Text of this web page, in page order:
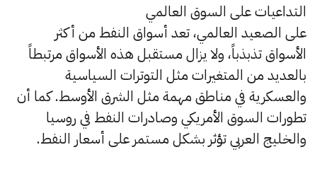
التداعيات على السوق العالمي
على الصعيد العالمي، تعد أسواق النفط من أكثر
الأسواق تذبذباً، ولا يزال مستقبل هذه الأسواق مرتبطاً
بالعديد من المتغيرات مثل التوترات السياسية
والعسكرية في مناطق مهمة مثل الشرق الأوسط. كما أن
تطورات السوق الأمريكي وصادرات النفط في روسيا
والخليج العربي تؤثر بشكل مستمر على أسعار النفط.